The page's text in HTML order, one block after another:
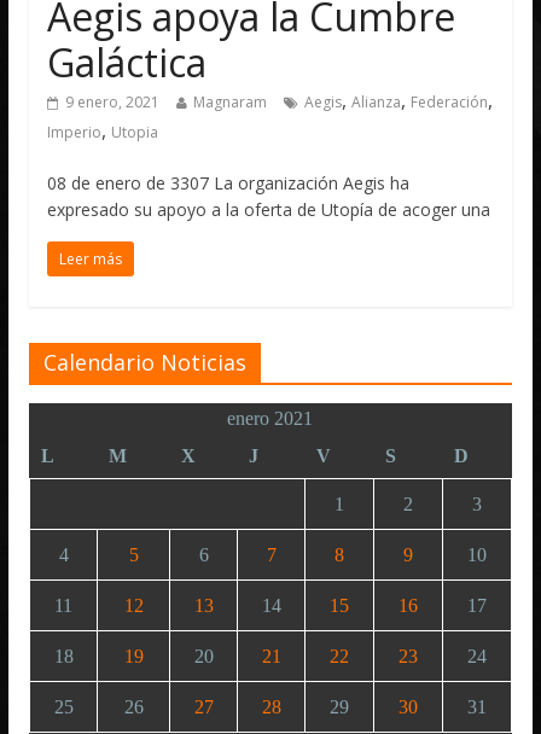
Aegis apoya la Cumbre
Galáctica
9 enero, 2021 Magnaram Aegis,Alianza, Federación,
Imperio, Utopia
08 de enero de 3307 La organización Aegis ha
expresado su apoyo a la oferta de Utopía de acoger una
Leer más
Calendario Noticias
enero 2021
L
M X J V S D
1 2 3
4 5 6 7 8 9 10
11 12 13 14 15 16 17
18 19 20 21 22 23 24
25 26 27 28 29 30 31